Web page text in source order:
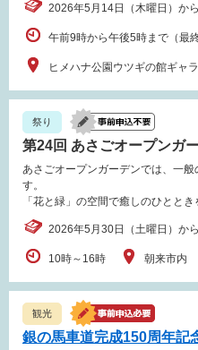
2026年5月14日（木曜日）か
午前9時から午後5時まで（最
ヒメハナ公園ウツギの館ギャ
祭り
第24回 あさごオープンガ
あさごオープンガーデンでは、一
す。
「花と緑」の空間で癒しのひととき
2026年5月30日（土曜日）か
10時～16時 朝来市内
観光
銀の馬車道完成150周年記